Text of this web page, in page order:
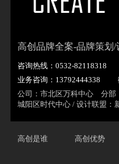
高创品牌全案-品牌策划/
咨询热线：0532-82118318
业务咨询：13792444338
公司：市北区万科中心 分部
城阳区时代中心 / 设计联盟：
高创是谁 高创优势